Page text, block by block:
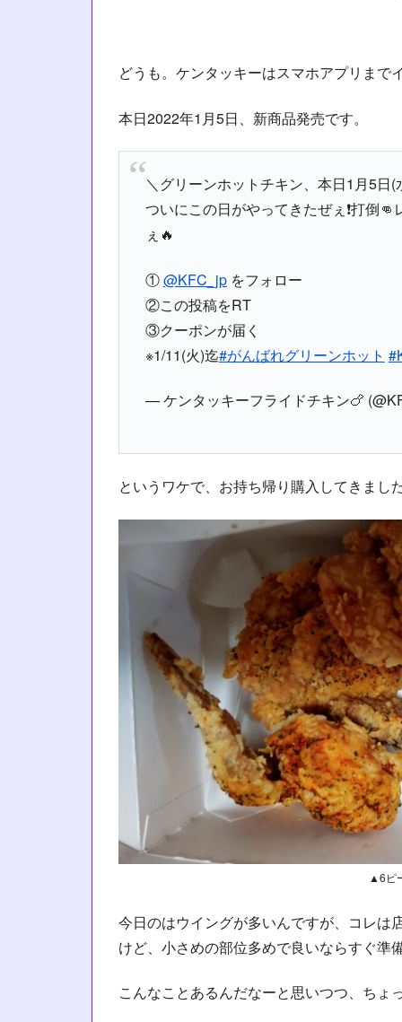
どうも。ケンタッキーはスマホアプリま
本日2022年1月5日、新商品発売です。
＼グリーンホットチキン、本日1月5日(
ついにこの日がやってきたぜぇ❗打倒
ぇ🔥
①@KFC_jpをフォロー
②この投稿をRT
③クーポンが届く
※1/11(火)迄#がんばれグリーンホット
— ケンタッキーフライドチキン🍗
というワケで、お持ち帰り購入してきまし
▲6ピ
今日のはウイングが多いんですが、コレは
けど、小さめの部位多めで良いならすぐ準
こんなことあるんだなーと思いつつ、ち